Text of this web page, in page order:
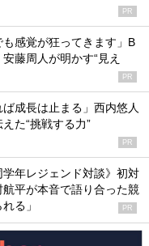
PR
も感覚が狂ってきます」B
藤周人が明かす“見え
PR
ば成長は止まる」西内悠人
た“挑戦する力”
PR
学年レジェンド対談》初対
平が本音で語り合った競
る」
PR